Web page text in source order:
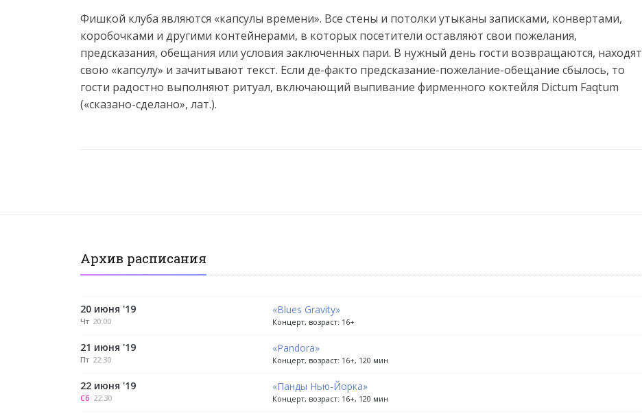
Фишкой клуба являются «капсулы времени». Все стены и потолки утыканы записками, конвертами,
коробочками и другими контейнерами, в которых посетители оставляют свои пожелания,
предсказания, обещания или условия заключенных пари. В нужный день гости возвращаются, находят
свою «капсулу» и зачитывают текст. Если де-факто предсказание-пожелание-обещание сбылось, то
гости радостно выполняют ритуал, включающий выпивание фирменного коктейля Dictum Faqtum
(«сказано-сделано», лат.).
Архив расписания
20 июня '19
Чт 20:00
«Blues Gravity»
Концерт, возраст: 16+
21 июня '19
Пт 22:30
«Pandora»
Концерт, возраст: 16+, 120 мин
22 июня '19
Сб 22:30
«Панды Нью-Йорка»
Концерт, возраст: 16+, 120 мин